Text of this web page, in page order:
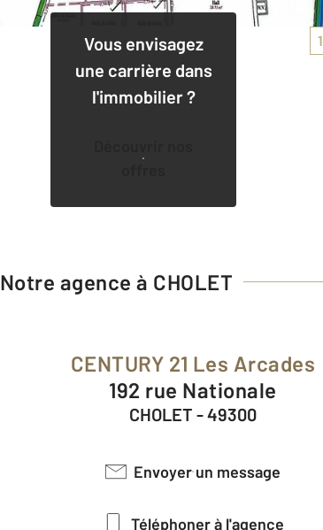
Vous envisagez
une carrière dans
l'immobilier ?
1
Notre agence à CHOLET
CENTURY 21 Les Arcades
192 rue Nationale
CHOLET - 49300
Envoyer un message
Téléphoner à l'agence